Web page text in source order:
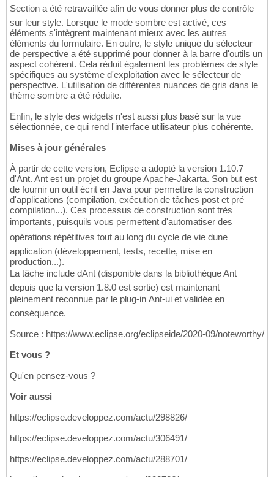
Section a été retravaillée afin de vous donner plus de contrôle
sur leur style. Lorsque le mode sombre est activé, ces
éléments s'intègrent maintenant mieux avec les autres
éléments du formulaire. En outre, le style unique du sélecteur
de perspective a été supprimé pour donner à la barre d'outils un
aspect cohérent. Cela réduit également les problèmes de style
spécifiques au système d'exploitation avec le sélecteur de
perspective. L'utilisation de différentes nuances de gris dans le
thème sombre a été réduite.
Enfin, le style des widgets n'est aussi plus basé sur la vue
sélectionnée, ce qui rend l'interface utilisateur plus cohérente.
Mises à jour générales
À partir de cette version, Eclipse a adopté la version 1.10.7
d'Ant. Ant est un projet du groupe Apache-Jakarta. Son but est
de fournir un outil écrit en Java pour permettre la construction
d'applications (compilation, exécution de tâches post et pré
compilation...). Ces processus de construction sont très
importants, puisquils vous permettent d'automatiser des
opérations répétitives tout au long du cycle de vie dune
application (développement, tests, recette, mise en
production...).
La tâche include dAnt (disponible dans la bibliothèque Ant
depuis que la version 1.8.0 est sortie) est maintenant
pleinement reconnue par le plug-in Ant-ui et validée en
conséquence.
Source : https://www.eclipse.org/eclipseide/2020-09/noteworthy/
Et vous ?
Qu'en pensez-vous ?
Voir aussi
https://eclipse.developpez.com/actu/298826/
https://eclipse.developpez.com/actu/306491/
https://eclipse.developpez.com/actu/288701/